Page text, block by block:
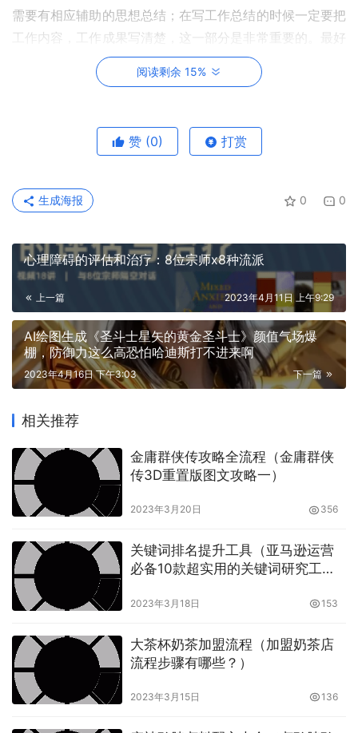
需要有相应辅助的思想总结；在写工作总结的时候一定要把
工作内容，工作成果写清楚，这一部分是非常重要的。最好
是要分段且有条理性的总结，写的过程中要注意逻辑性和条
理性，不能写成流水账。自己主要参与了哪些项目，有哪些
最后自己获得过哪些奖励，比如先进个人评选，优秀教师等
一套下来，你是不是对个人资料的填写有一定的框架了呢。
阅读剩余 15%
本文内容由互联网用户自发贡献，该文观点仅代表作者本人。
本站仅提供信息存储空间服务，不拥有所有权，不承担相关法
律责任。如发现本站有涉嫌抄袭侵权/违法违规的内容， 请发
刻删除。转请注明出处：
https://www.changxiqu.com/12486.html
赞 (0) 打赏
0 0
生成海报
心理障碍的评估和治疗：8位宗师x8种流派
上一篇 2023年4月11日 上午9:29
AI绘图生成《圣斗士星矢的黄金圣斗士》颜值气场爆
棚，防御力这么高恐怕哈迪斯打不进来啊
下一篇
2023年4月16日 下午3:03
相关推荐
金庸群侠传攻略全流程（金庸群侠
传3D重置版图文攻略一）
2023年3月20日 356
关键词排名提升工具（亚马逊运营
必备10款超实用的关键词研究工
2023年3月18日 153
大茶杯奶茶加盟流程（加盟奶茶店
流程步骤有哪些？）
2023年3月15日 136